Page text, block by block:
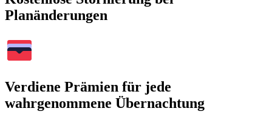
Planänderungen
Verdiene Prämien für jede
wahrgenommene Übernachtung